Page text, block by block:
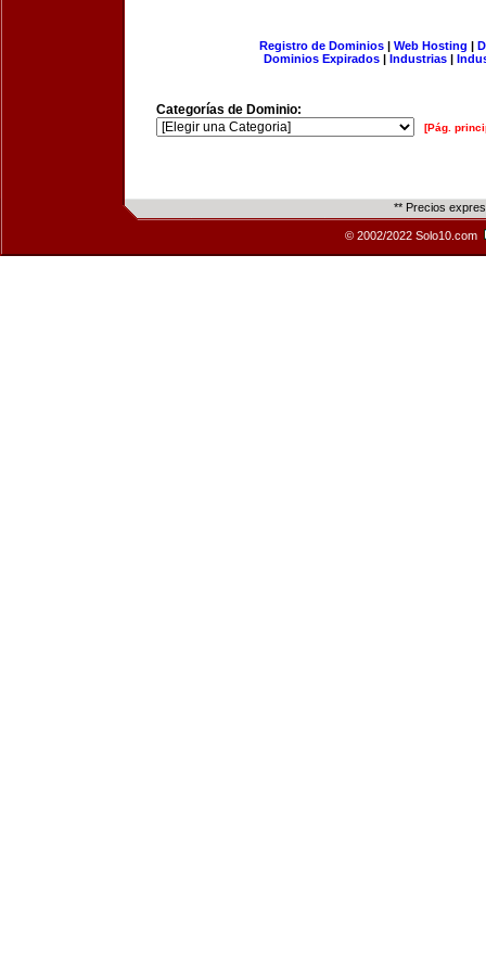
Registro de Dominios| Web Hosting |
Dominios Expirados | Industrias |
Categorías de Dominio:
[Pág.
** Precios
© 2002/2022 Solo10.com